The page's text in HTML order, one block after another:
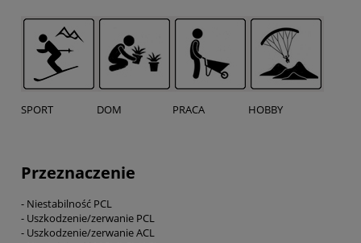
SPORT DOM PRACA HOBBY
Przeznaczenie
- Niestabilność PCL
- Uszkodzenie/zerwanie PCL
- Uszkodzenie/zerwanie ACL